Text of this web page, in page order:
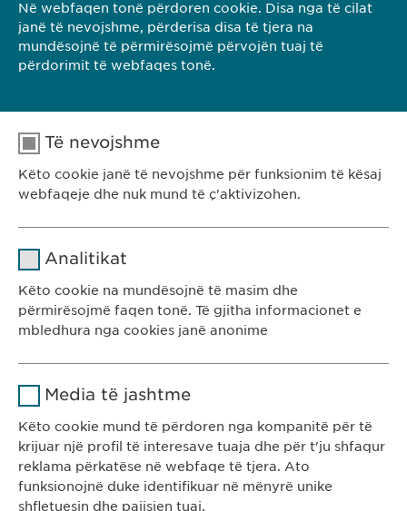
Rr. Gazmend Zajmi 59
10000 Prishtinë
Kosovë
KONTAKTI
Në webfaqen tonë përdoren cookie. Disa nga të cilat
janë të nevojshme, përderisa disa të tjera na
mundësojnë të përmirësojmë përvojën tuaj të
përdorimit të webfaqes tonë.
Të nevojshme
Këto cookie janë të nevojshme për funksionim të kësaj
webfaqeje dhe nuk mund të ç'aktivizohen.
Kohëzgjatja 1 vit
Ruan gjendjen e pëlqimit të cookie-
Analitikat
Këto cookie na mundësojnë të masim dhe
përmirësojmë faqen tonë. Të gjitha informacionet e
mbledhura nga cookies janë anonime
Kohëzgjatja
Qëllimi Generates statistical data.
Media të jashtme
Këto cookie mund të përdoren nga kompanitë për të
krijuar një profil të interesave tuaja dhe për t'ju shfaqur
reklama përkatëse në webfaqe të tjera. Ato
funksionojnë duke identifikuar në mënyrë unike
shfletuesin dhe pajisjen tuaj.